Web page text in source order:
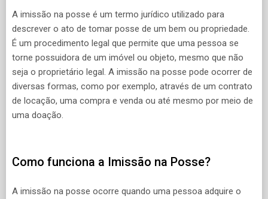
A imissão na posse é um termo jurídico utilizado para
descrever o ato de tomar posse de um bem ou propriedade.
É um procedimento legal que permite que uma pessoa se
torne possuidora de um imóvel ou objeto, mesmo que não
seja o proprietário legal. A imissão na posse pode ocorrer de
diversas formas, como por exemplo, através de um contrato
de locação, uma compra e venda ou até mesmo por meio de
uma doação.
Como funciona a Imissão na Posse?
A imissão na posse ocorre quando uma pessoa adquire o